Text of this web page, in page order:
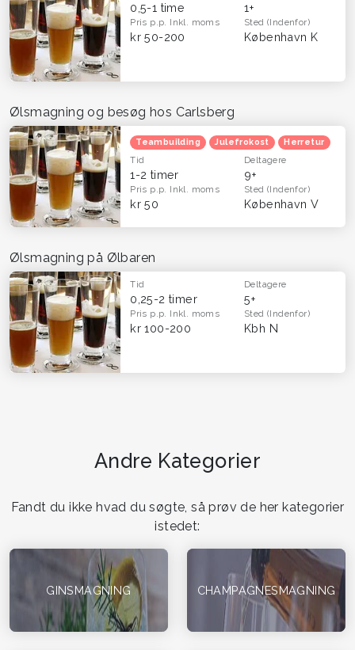
0,5-1 time 1+
Pris p.p. Inkl. moms
kr 50-200
Sted(Indenfor)
København K
Ølsmagning og besøg hos Carlsberg
Teambuilding Julefrokost Herretur
Tid
1-2 timer
Deltagere
9+
Pris p.p. Inkl. moms
kr 50
Sted(Indenfor)
København V
Ølsmagning på Ølbaren
Tid
0,25-2 timer
Deltagere
5+
Pris p.p. Inkl. moms
kr 100-200
Sted(Indenfor)
Kbh N
Andre Kategorier
Fandt du ikke hvad du søgte, så prøv de her kategorier
istedet:
GINSMAGNING CHAMPAGNESMAGNING